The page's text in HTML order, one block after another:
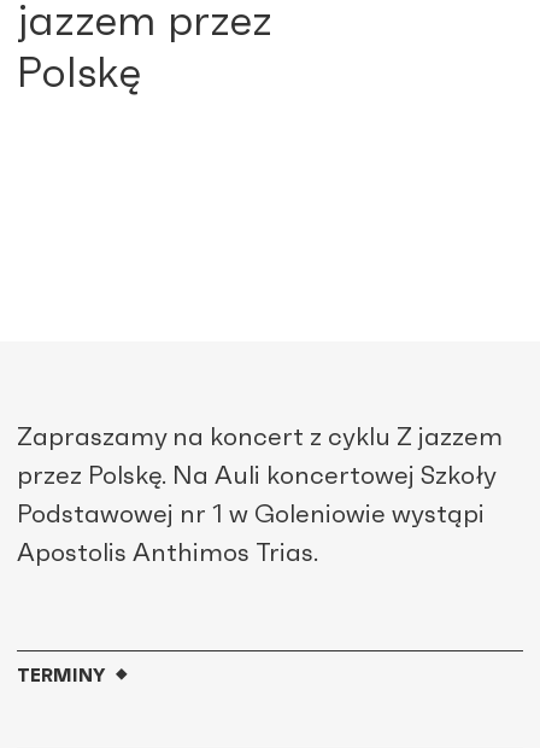
jazzem przez
Polskę
Zapraszamy na koncert z cyklu Z jazzem
przez Polskę. Na Auli koncertowej Szkoły
Podstawowej nr 1 w Goleniowie wystąpi
Apostolis Anthimos Trias.
TERMINY